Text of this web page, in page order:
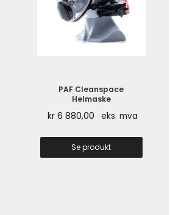
PAF Cleanspace
Helmaske
kr6 880,00 eks. mva
Se produkt